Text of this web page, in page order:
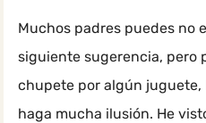
Muchos padres puedes no
siguiente sugerencia, pero
chupete por algún juguete,
haga mucha ilusión. He